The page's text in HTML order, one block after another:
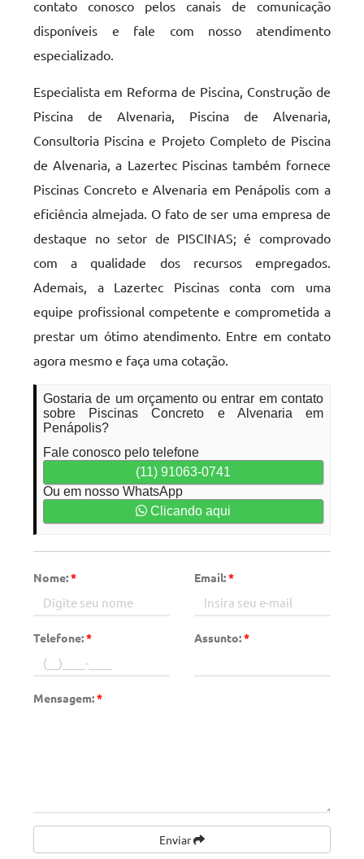
contato conosco pelos canais de comunicação
disponíveis e fale com nosso atendimento
especializado.
Especialista em Reforma de Piscina, Construção de
Piscina de Alvenaria, Piscina de Alvenaria,
Consultoria Piscina e Projeto Completo de Piscina
de Alvenaria, a Lazertec Piscinas também fornece
Piscinas Concreto e Alvenaria em Penápolis com a
eficiência almejada. O fato de ser uma empresa de
destaque no setor de PISCINAS; é comprovado
com a qualidade dos recursos empregados.
Ademais, a Lazertec Piscinas conta com uma
equipe profissional competente e comprometida a
prestar um ótimo atendimento. Entre em contato
agora mesmo e faça uma cotação.
Gostaria de um orçamento ou entrar em contato
sobre Piscinas Concreto e Alvenaria em
Penápolis?
Fale conosco pelo telefone
(11) 91063-0741
Ou em nosso WhatsApp
Clicando aqui
Nome:* Email:*
Telefone:* Assunto:*
Mensagem:*
Enviar